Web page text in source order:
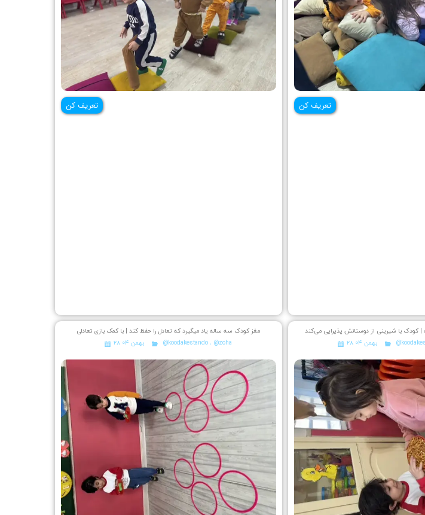
تعریف کن تعریف کن
مغز کودک سه ساله یاد میگیرد که تعادل را حفظ کند | با کمک بازی تعادلی
۲۸ بهمن ۰۴
@koodakestando، @zoha
۲۸ بهمن ۰۴